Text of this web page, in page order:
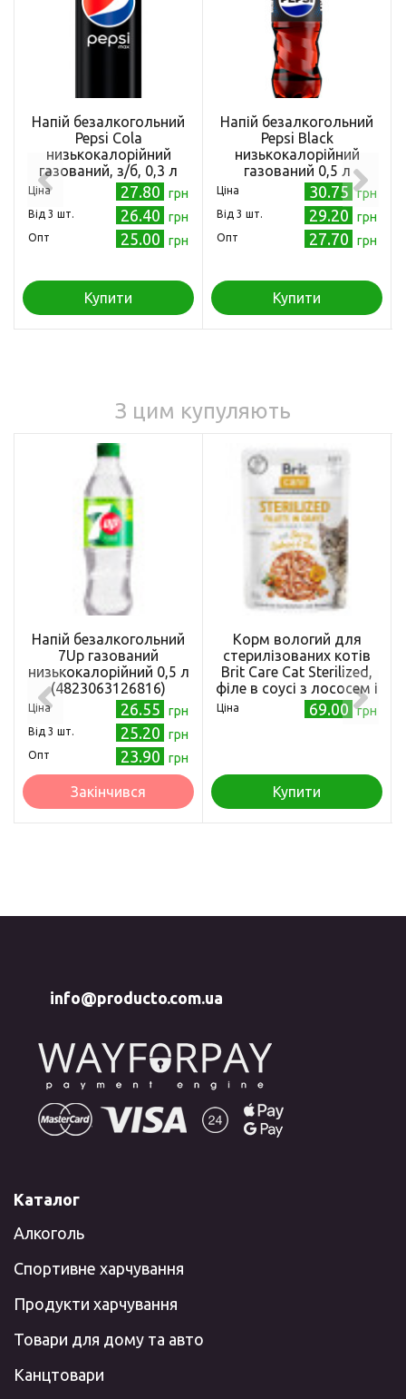
Напій безалкогольний
Pepsi Cola
низькокалорійний
газований, з/б, 0,3 л
(4823063112666)
Ціна 27.80 грн
Від 3 шт. 26.40 грн
Опт 25.00 грн
Купити
Напій безалкогольний
Pepsi Black
низькокалорійний
газований 0,5 л
(4823063112673)
Ціна 30.75 грн
Від 3 шт. 29.20 грн
Опт 27.70 грн
Купити
З цим купуляють
Напій безалкогольний
7Up газований
низькокалорійний 0,5 л
(4823063126816)
Ціна 26.55 грн
Від 3 шт. 25.20 грн
Опт 23.90 грн
Закінчився
Корм вологий для
стерилізованих котів
Brit Care Cat Sterilized,
філе в соусі з лососем і
тунцем, 85 г
Ціна 69.00 грн
Купити
info@producto.com.ua
Каталог
Алкоголь
Спортивне харчування
Продукти харчування
Товари для дому та авто
Канцтовари